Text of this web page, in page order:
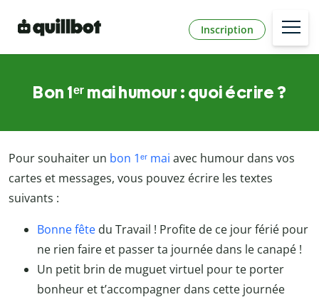
Inscription
Bon 1ᵉʳ mai humour : quoi écrire ?
Pour souhaiter un bon 1ᵉʳ mai avec humour dans vos
cartes et messages, vous pouvez écrire les textes
suivants :
Bonne fête du Travail ! Profite de ce jour férié pour
ne rien faire et passer ta journée dans le canapé !
Un petit brin de muguet virtuel pour te porter
bonheur et t’accompagner dans cette journée